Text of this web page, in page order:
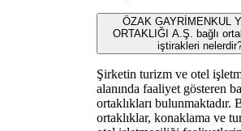
ÖZAK GAYRİMENKUL
ORTAKLIĞI A.Ş. bağlı
iştirakleri
Şirketin turizm ve otel
alanında faaliyet gösteren
ortaklıkları bulunmaktadır.
ortaklıklar, konaklama ve